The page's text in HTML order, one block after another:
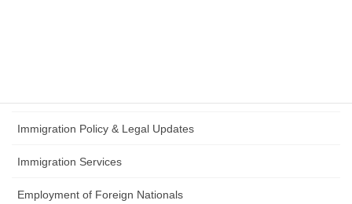
Immigration Policy & Legal Updates
Immigration Services
Employment of Foreign Nationals